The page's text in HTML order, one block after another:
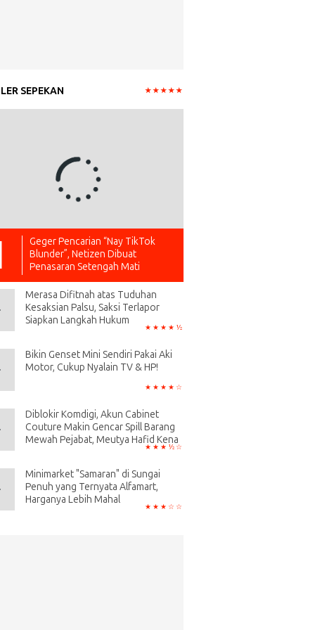
SEPEKAN
Geger Pencarian “Nay TikTok
Blunder”, Netizen Dibuat
Penasaran Setengah Mati
Merasa Difitnah atas Tuduhan
Kesaksian Palsu, Saksi Terlapor
Siapkan Langkah Hukum
Bikin Genset Mini Sendiri Pakai Aki
Motor, Cukup Nyalain TV & HP!
Diblokir Komdigi, Akun Cabinet
Couture Makin Gencar Spill Barang
Mewah Pejabat, Meutya Hafid Kena
Minimarket "Samaran" di Sungai
Penuh yang Ternyata Alfamart,
Harganya Lebih Mahal